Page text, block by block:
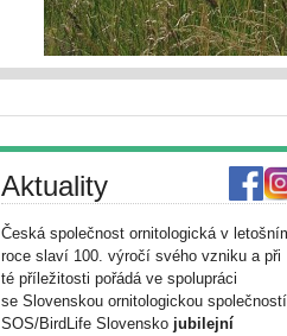
Aktuality
Česká společnost ornitologická v
roce slaví 100. výročí svého vzniku a při
té příležitosti pořádá ve spolupráci
se Slovenskou ornitologickou společností
SOS/BirdLife Slovensko jubilejní